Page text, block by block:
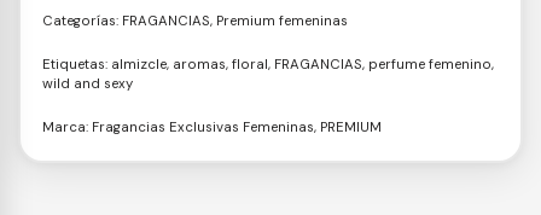
Categorías: FRAGANCIAS, Premium femeninas
Etiquetas: almizcle, aromas, floral, FRAGANCIAS, perfume femenino,
wild and sexy
Marca: Fragancias Exclusivas Femeninas, PREMIUM